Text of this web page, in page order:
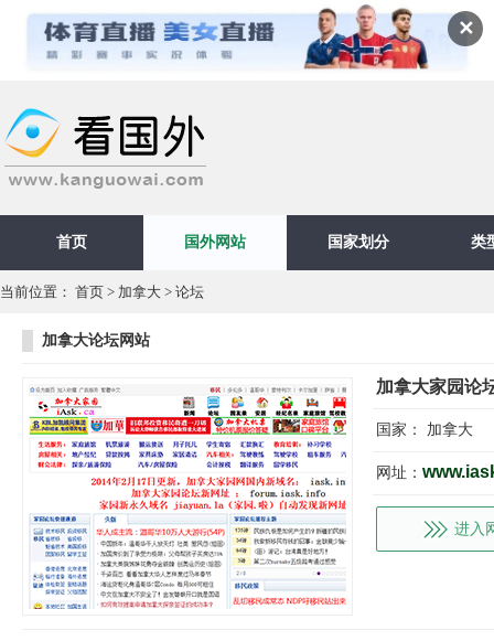
✕
首页 国外网站 国家划分 类
当前位置： 首页 > 加拿大 > 论坛
加拿大论坛网站
加拿大家园论
国家： 加拿大
网址：
进入